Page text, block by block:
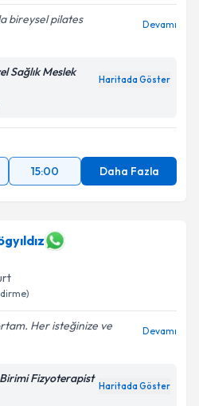
bireysel pilates
Devamı
Sağlık Meslek
Haritada Göster
15:00 Daha Fazla
Her isteğinize ve
Devamı
Birimi Fizyoterapist
Haritada Göster